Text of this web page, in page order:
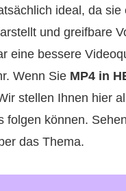
ideal, da sie
und greifbare
eine bessere
Wenn Sie MP4 in
stellen Ihnen hier
folgen können.
das Thema.